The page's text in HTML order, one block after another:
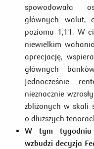
spowodowała
głównych walut,
poziomu 1,11. W
niewielkim
aprecjację,
głównych
Jednocześnie
nieznacznie
zbliżonych w skali
o dłuższych
W tym tygodniu
wzbudzi decyzja